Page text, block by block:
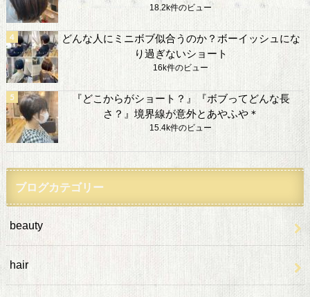
18.2k件のビュー
どんな人にミニボブ似合うのか？ボーイッシュにな
り過ぎないショート
16k件のビュー
『どこからがショート？』『ボブってどんな長
さ？』境界線が意外とあやふや＊
15.4k件のビュー
ブログカテゴリー
beauty
hair